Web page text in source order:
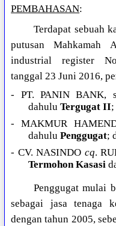
PEMBAHASAN:
Terdapat sebuah
putusan Mahkamah
industrial register
tanggal 23 Juni 2016,
- PT. PANIN BANK,
dahulu Tergugat II
- MAKMUR
dahulu Penggugat;
- CV. NASINDO cq.
Termohon Kasasi
Penggugat mulai
sebagai jasa tenaga
dengan tahun 2005,